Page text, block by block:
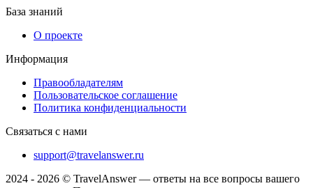
База знаний
О проекте
Информация
Правообладателям
Пользовательское соглашение
Политика конфиденциальности
Связаться с нами
support@travelanswer.ru
2024 - 2026 © TravelAnswer — ответы на все вопросы вашего